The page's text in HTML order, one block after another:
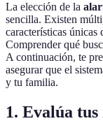
La elección de la
sencilla. Existen
características únicas
Comprender qué
A continuación, te
asegurar que el
y tu familia.
1. Evalúa tus